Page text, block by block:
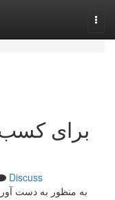
برای کسب
Discuss
به منظور به دست